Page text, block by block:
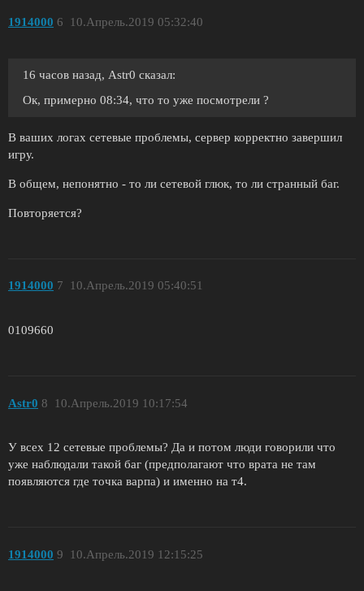
1914000 10.Апрель.2019 05:32:40
6
16 часов назад, Astr0 сказал:
Ок, примерно 08:34, что то уже посмотрели ?
В ваших логах сетевые проблемы, сервер корректно завершил
игру.
В общем, непонятно - то ли сетевой глюк, то ли странный баг.
Повторяется?
1914000 10.Апрель.2019 05:40:51
7
0109660
Astr0 10.Апрель.2019 10:17:54
8
У всех 12 сетевые проблемы? Да и потом люди говорили что
уже наблюдали такой баг (предполагают что врата не там
появляются где точка варпа) и именно на т4.
1914000 10.Апрель.2019 12:15:25
9